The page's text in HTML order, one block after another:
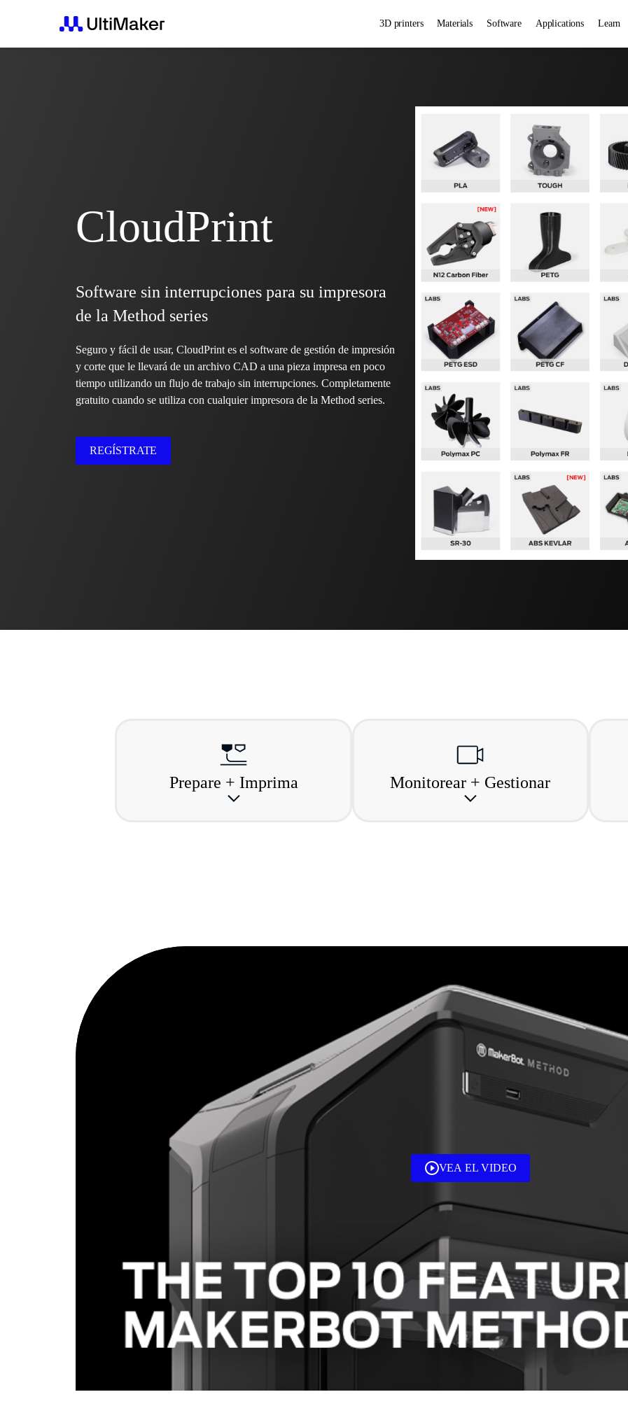
3D printers Materials Software Applications Learn
CloudPrint
Software sin interrupciones para su impresora
de la Method series
Seguro y fácil de usar, CloudPrint es el software de gestión de impresión
y corte que le llevará de un archivo CAD a una pieza impresa en poco
tiempo utilizando un flujo de trabajo sin interrupciones. Completamente
gratuito cuando se utiliza con cualquier impresora de la Method series.
REGÍSTRATE
Prepare + Imprima Monitorear + Gestionar
VEA EL VIDEO